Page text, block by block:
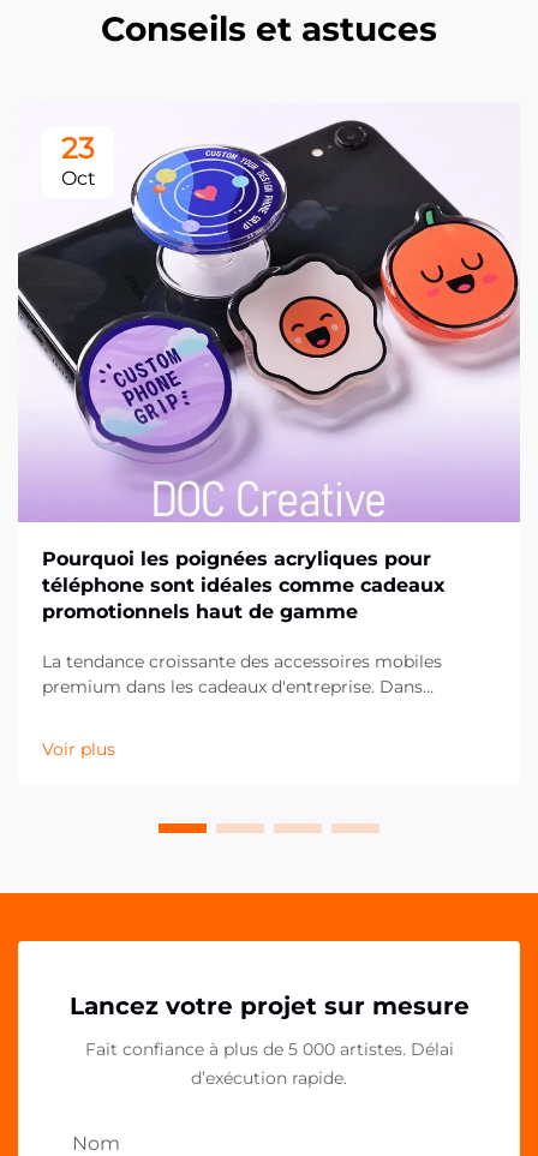
Conseils et astuces
23
Oct
Pourquoi les poignées acryliques pour
téléphone sont idéales comme cadeaux
promotionnels haut de gamme
La tendance croissante des accessoires mobiles
premium dans les cadeaux d'entreprise. Dans
promotionnel, les entreprises recherchent
continuellement des moyens innovants de marquer
Voir plus
Lancez votre projet sur mesure
Fait confiance à plus de 5 000 artistes. Délai
d’exécution rapide.
Nom